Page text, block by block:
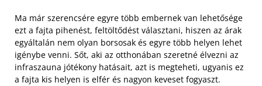
Ma már szerencsére egyre több embernek van lehetősége
ezt a fajta pihenést, feltöltődést választani, hiszen az árak
egyáltalán nem olyan borsosak és egyre több helyen lehet
igénybe venni. Sőt, aki az otthonában szeretné élvezni az
infraszauna jótékony hatásait, azt is megteheti, ugyanis ez
a fajta kis helyen is elfér és nagyon keveset fogyaszt.